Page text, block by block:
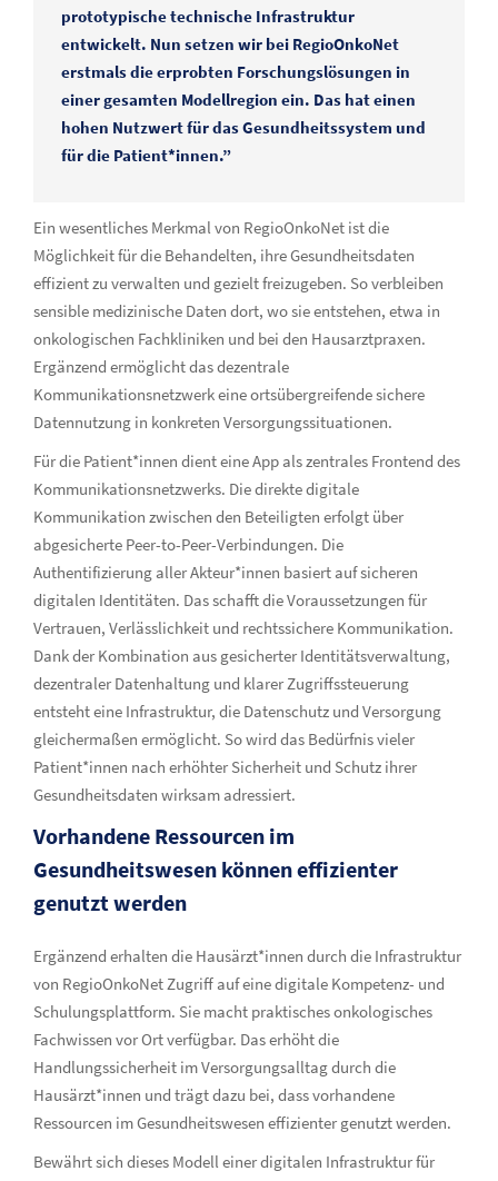
prototypische technische Infrastruktur
entwickelt. Nun setzen wir bei RegioOnkoNet
erstmals die erprobten Forschungslösungen in
einer gesamten Modellregion ein. Das hat einen
hohen Nutzwert für das Gesundheitssystem und
für die Patient*innen.”
Ein wesentliches Merkmal von RegioOnkoNet ist die
Möglichkeit für die Behandelten, ihre Gesundheitsdaten
effizient zu verwalten und gezielt freizugeben. So verbleiben
sensible medizinische Daten dort, wo sie entstehen, etwa in
onkologischen Fachkliniken und bei den Hausarztpraxen.
Ergänzend ermöglicht das dezentrale
Kommunikationsnetzwerk eine ortsübergreifende sichere
Datennutzung in konkreten Versorgungssituationen.
Für die Patient*innen dient eine App als zentrales Frontend des
Kommunikationsnetzwerks. Die direkte digitale
Kommunikation zwischen den Beteiligten erfolgt über
abgesicherte Peer-to-Peer-Verbindungen. Die
Authentifizierung aller Akteur*innen basiert auf sicheren
digitalen Identitäten. Das schafft die Voraussetzungen für
Vertrauen, Verlässlichkeit und rechtssichere Kommunikation.
Dank der Kombination aus gesicherter Identitätsverwaltung,
dezentraler Datenhaltung und klarer Zugriffssteuerung
entsteht eine Infrastruktur, die Datenschutz und Versorgung
gleichermaßen ermöglicht. So wird das Bedürfnis vieler
Patient*innen nach erhöhter Sicherheit und Schutz ihrer
Gesundheitsdaten wirksam adressiert.
Vorhandene Ressourcen im
Gesundheitswesen können effizienter
genutzt werden
Ergänzend erhalten die Hausärzt*innen durch die Infrastruktur
von RegioOnkoNet Zugriff auf eine digitale Kompetenz- und
Schulungsplattform. Sie macht praktisches onkologisches
Fachwissen vor Ort verfügbar. Das erhöht die
Handlungssicherheit im Versorgungsalltag durch die
Hausärzt*innen und trägt dazu bei, dass vorhandene
Ressourcen im Gesundheitswesen effizienter genutzt werden.
Bewährt sich dieses Modell einer digitalen Infrastruktur für